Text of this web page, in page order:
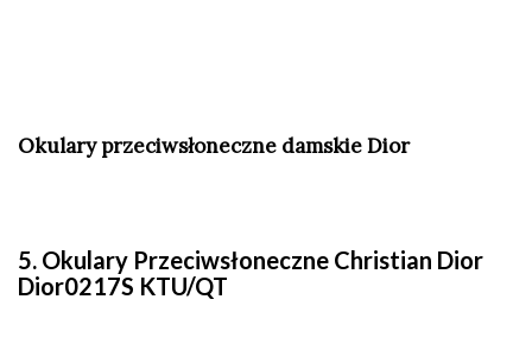
Okulary przeciwsłoneczne damskie Dior
5. Okulary Przeciwsłoneczne Christian Dior
Dior0217S KTU/QT